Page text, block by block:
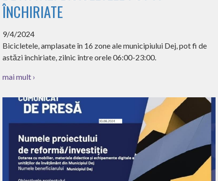
ÎNCHIRIATE
9/4/2024
Bicicletele, amplasate în 16 zone ale municipiului Dej, pot fi de
astăzi închiriate, zilnic între orele 06:00-23:00.
mai mult ›